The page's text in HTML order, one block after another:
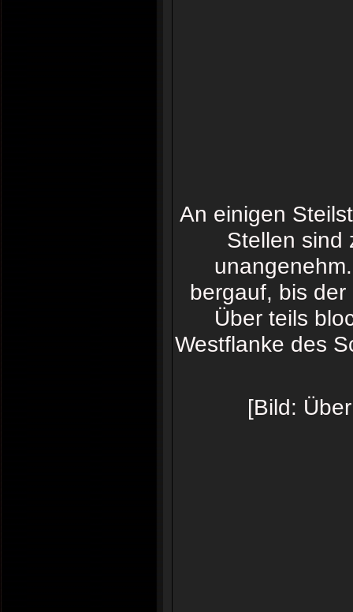
An einigen
Stellen sind
bergauf, bis
Über teils
Westflanke des
[Bild: